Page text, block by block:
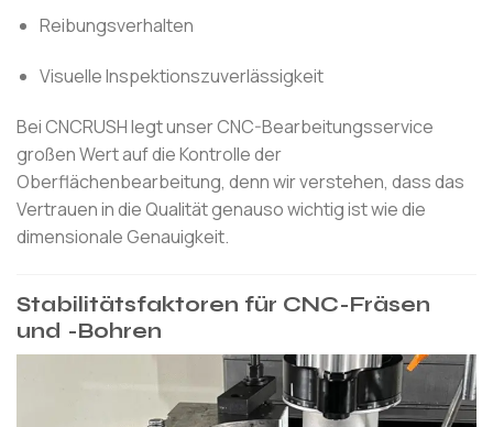
Reibungsverhalten
Visuelle Inspektionszuverlässigkeit
Bei CNCRUSH legt unser CNC-Bearbeitungsservice
großen Wert auf die Kontrolle der
Oberflächenbearbeitung, denn wir verstehen, dass das
Vertrauen in die Qualität genauso wichtig ist wie die
dimensionale Genauigkeit.
Stabilitätsfaktoren für CNC-Fräsen
und -Bohren